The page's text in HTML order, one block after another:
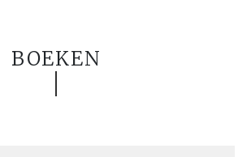
BOEKEN